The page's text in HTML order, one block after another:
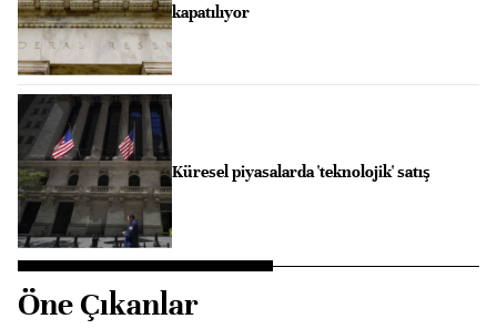
kapatılıyor
Küresel piyasalarda 'teknolojik' satış
Öne Çıkanlar